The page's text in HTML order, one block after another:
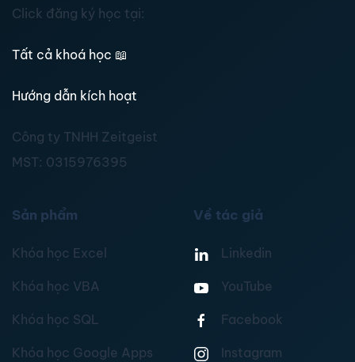
Click đăng ký học tại:
Tất cả khoá học 📖
Hướng dẫn kích hoạt
Công ty TNHH Zeitgeist
MST: 0315976395
Sản phẩm
Khóa học Excel
Khóa học VBA
Khóa học SQL
Khóa học Google Apps
Về tác giả
Linkedin
YouTube
Facebook
Instagram